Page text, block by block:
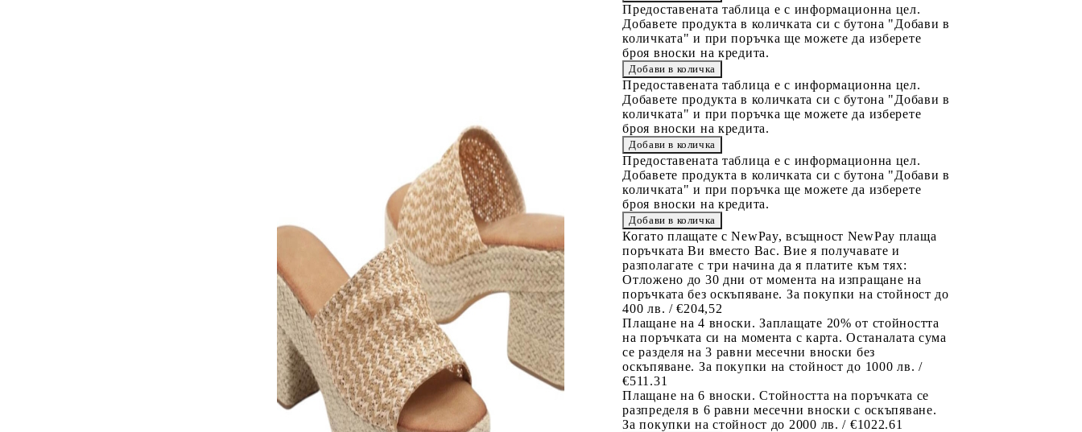
Предоставената таблица е с информационна цел.
Добавете продукта в количката си с бутона "Добави в
количката" и при поръчка ще можете да изберете
броя вноски на кредита.
Предоставената таблица е с информационна цел.
Добавете продукта в количката си с бутона "Добави в
количката" и при поръчка ще можете да изберете
броя вноски на кредита.
Предоставената таблица е с информационна цел.
Добавете продукта в количката си с бутона "Добави в
количката" и при поръчка ще можете да изберете
броя вноски на кредита.
Когато плащате с NewPay, всъщност NewPay плаща
поръчката Ви вместо Вас. Вие я получавате и
разполагате с три начина да я платите към тях:
Отложено до 30 дни от момента на изпращане на
поръчката без оскъпяване. За покупки на стойност до
400 лв. / €204,52
Плащане на 4 вноски. Заплащате 20% от стойността
на поръчката си на момента с карта. Останалата сума
се разделя на 3 равни месечни вноски без
оскъпяване. За покупки на стойност до 1000 лв. /
€511.31
Плащане на 6 вноски. Стойността на поръчката се
разпределя в 6 равни месечни вноски с оскъпяване.
За покупки на стойност до 2000 лв. / €1022.61